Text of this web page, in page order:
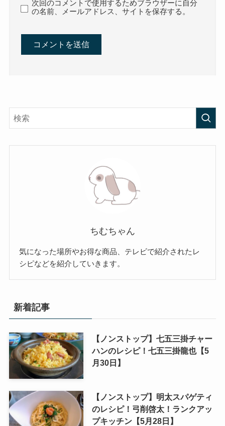
次回のコメントで使用するためブラウザーに自分
の名前、メールアドレス、サイトを保存する。
ちむちゃん
気になった場所やお得な商品、テレビで紹介されたレ
シピなどを紹介していきます。
新着記事
【ノンストップ】七五三掛チャー
ハンのレシピ！七五三掛龍也【5
月30日】
【ノンストップ】明太スパゲティ
のレシピ！弓削啓太！ランクアッ
プキッチン【5月28日】